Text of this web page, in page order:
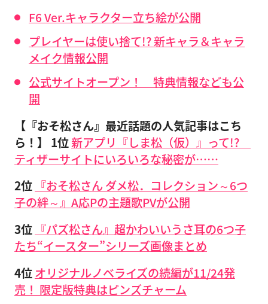
F6 Ver.キャラクター立ち絵が公開
プレイヤーは使い捨て!? 新キャラ＆キャラ
メイク情報公開
公式サイトオープン！ 特典情報なども公
開
【『おそ松さん』最近話題の人気記事はこち
ら！】
1位新アプリ『しま松（仮）』って!?
ティザーサイトにいろいろな秘密が……
2位 『おそ松さん ダメ松．コレクション～6つ
子の絆～』A応Pの主題歌PVが公開
3位 『パズ松さん』超かわいいうさ耳の6つ子
たち“イースター”シリーズ画像まとめ
4位オリジナルノベライズの続編が11/24発
売！ 限定版特典はピンズチャーム